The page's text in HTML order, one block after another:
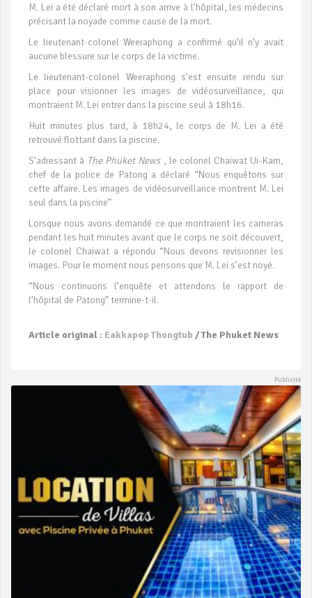
M. Lei a été déclaré mort à son arrive à l’hôpital, les médecins
précisant la noyade comme cause de la mort.
Le lieutenant-colonel Weeraphong a confirmé qu’il n’y avait
aucune blessure sur le corps de la victime.
Le lieutenant-colonel Weeraphong s’est ensuite rendu sur
place pour visionner les images de vidéosurveillance, qui
montraient M. Lei entrer dans la piscine seul à 18h16.
Huit minutes plus tard, à 18h24, le corps de M. Lei a été
retrouvé flottant dans la piscine.
S’adressant à The Phuket News , le colonel Chaiwat Ui-Kam,
chef de la police de Patong a déclaré “Nous enquêtons sur
cette affaire. Les images de vidéosurveillance montrent M. Lei
seul dans la piscine”
Lorsque nous avons demandé ce que montraient les cameras
pendant les huit minutes avant que le corps ne soit découvert,
le colonel Chaiwat a répondu “Nous devons revisionner les
images. Pour le moment nous pensons que M. Lei s’est noyé.
“Nous continuons l’enquête et attendons le rapport de
l’hôpital de Patong” termine-t-il.
Article original : Eakkapop Thongtub / The Phuket News